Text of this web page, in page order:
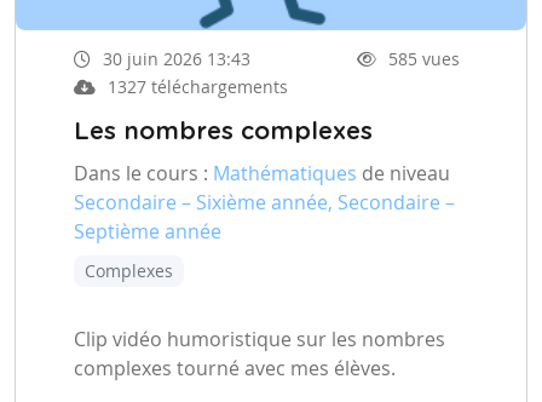
30 juin 2026 13:43
585 vues
1327 téléchargements
Les nombres complexes
Dans le cours : Mathématiques de niveau
Secondaire – Sixième année, Secondaire –
Septième année
Complexes
Clip vidéo humoristique sur les nombres
complexes tourné avec mes élèves.